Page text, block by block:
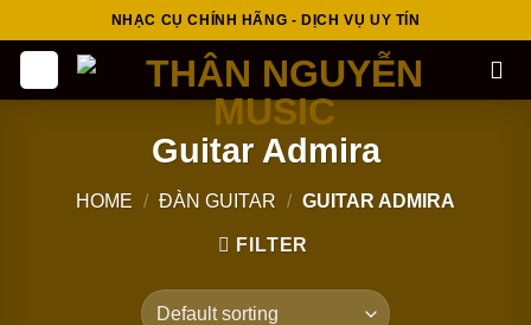
to
NHẠC CỤ CHÍNH HÃNG - DỊCH VỤ UY TÍN
Guitar Admira
HOME / ĐÀN GUITAR / GUITAR ADMIRA
FILTER